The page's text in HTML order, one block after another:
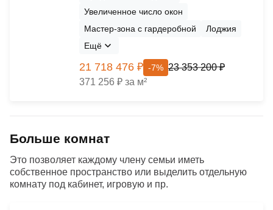
Увеличенное число окон
Мастер-зона с гардеробной
Лоджия
Ещё
21 718 476 ₽ -7% 23 353 200 ₽
371 256 ₽ за м²
Больше комнат
Это позволяет каждому члену семьи иметь
собственное пространство или выделить отдельную
комнату под кабинет, игровую и пр.